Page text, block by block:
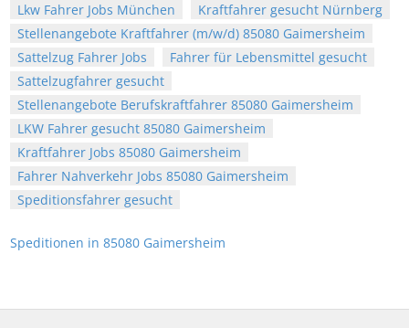
Lkw Fahrer Jobs München
Kraftfahrer gesucht Nürnberg
Stellenangebote Kraftfahrer (m/w/d) 85080 Gaimersheim
Sattelzug Fahrer Jobs
Fahrer für Lebensmittel gesucht
Sattelzugfahrer gesucht
Stellenangebote Berufskraftfahrer 85080 Gaimersheim
LKW Fahrer gesucht 85080 Gaimersheim
Kraftfahrer Jobs 85080 Gaimersheim
Fahrer Nahverkehr Jobs 85080 Gaimersheim
Speditionsfahrer gesucht
Speditionen in 85080 Gaimersheim